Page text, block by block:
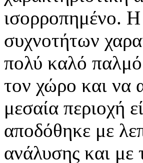
ισορροπημένο.
συχνοτήτων
πολύ καλό παλμό
τον χώρο και να
μεσαία περιοχή
αποδόθηκε με
ανάλυσης και με